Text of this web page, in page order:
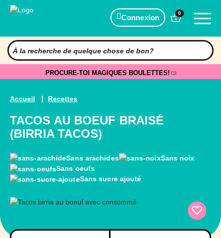
Connexion
0
PROCURE-TOI MAGIQUES BOULETTES!
Accueil Recettes
TACOS AU BOEUF BRAISÉ
(BIRRIA TACOS)
Sans arachides
Sans noix
Sans oeufs
Sans sucre ajouté